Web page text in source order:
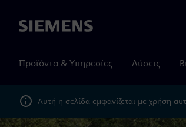
Siemens
Προϊόντα & Υπηρεσίες Λύσεις
Αυτή η σελίδα εμφανίζεται με χρήση